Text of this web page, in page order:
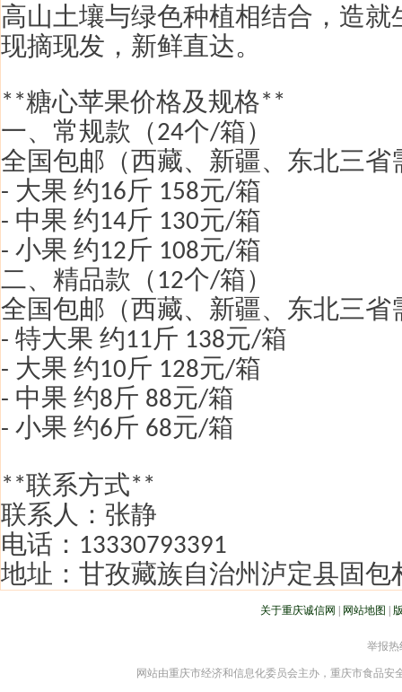
高山土壤与绿色种植相结合，造就
现摘现发，新鲜直达。
**糖心苹果价格及规格**
一、常规款（24个/箱）
全国包邮（西藏、新疆、东北三省
- 大果 约16斤 158元/箱
- 中果 约14斤 130元/箱
- 小果 约12斤 108元/箱
二、精品款（ 12个/箱）
全国包邮（西藏、新疆、东北三省
- 特大果 约11斤 138元/箱
- 大果 约10斤 128元/箱
- 中果 约8斤 88元/箱
- 小果 约6斤 68元/箱
**联系方式**
联系人：张静
电话： 13330793391
地址：甘孜藏族自治州泸定县固包
关于重庆诚信网 网站地图
举报热
网站由重庆市经济和信息化委员会主办，重庆市食品